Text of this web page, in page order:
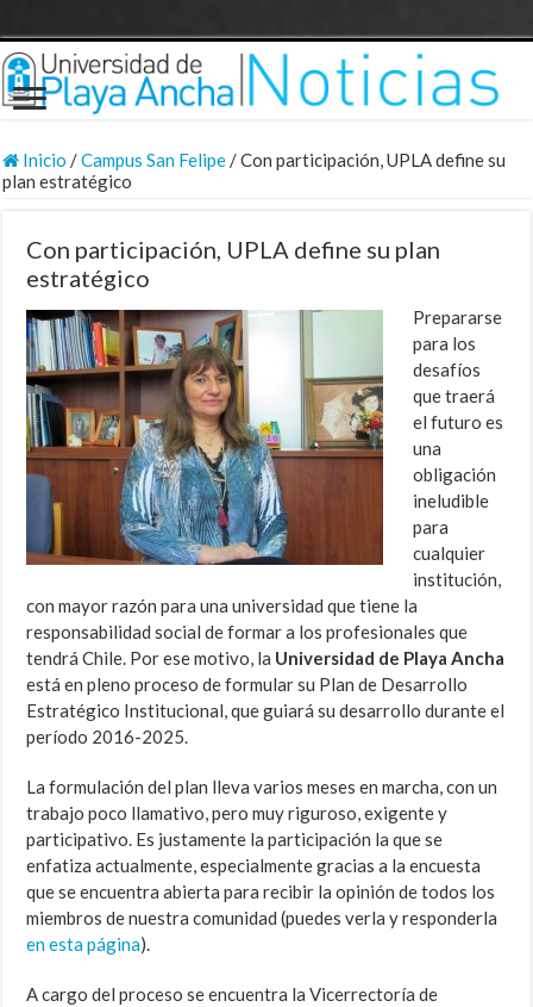
Inicio /Campus San Felipe/Con participación, UPLA define su
plan estratégico
Con participación, UPLA define su plan
estratégico
Prepararse
para los
desafíos
que traerá
el futuro es
una
obligación
ineludible
para
cualquier
institución,
con mayor razón para una universidad que tiene la
responsabilidad social de formar a los profesionales que
tendrá Chile. Por ese motivo, la Universidad de Playa Ancha
está en pleno proceso de formular su Plan de Desarrollo
Estratégico Institucional, que guiará su desarrollo durante el
período 2016-2025.
La formulación del plan lleva varios meses en marcha, con un
trabajo poco llamativo, pero muy riguroso, exigente y
participativo. Es justamente la participación la que se
enfatiza actualmente, especialmente gracias a la encuesta
que se encuentra abierta para recibir la opinión de todos los
miembros de nuestra comunidad (puedes verla y responderla
en esta página).
A cargo del proceso se encuentra la Vicerrectoría de